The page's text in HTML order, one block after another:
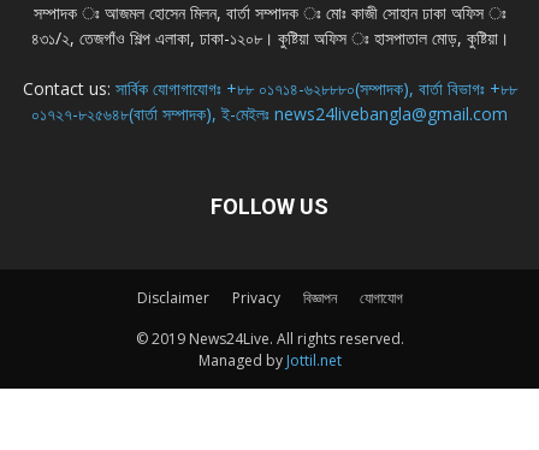
সম্পাদক ঃ আজমল হোসেন মিলন, বার্তা সম্পাদক ঃ মোঃ কাজী সোহান ঢাকা অফিস ঃ
৪৩১/২, তেজগাঁও শিল্প এলাকা, ঢাকা-১২০৮। কুষ্টিয়া অফিস ঃ হাসপাতাল মোড়, কুষ্টিয়া।
Contact us: সার্বিক যোগাগাযোগঃ +৮৮ ০১৭১৪-৬২৮৮৮০(সম্পাদক), বার্তা বিভাগঃ +৮৮
০১৭২৭-৮২৫৬৪৮(বার্তা সম্পাদক), ই-মেইলঃ news24livebangla@gmail.com
FOLLOW US
Disclaimer Privacy বিজ্ঞাপন
যোগাযোগ
© 2019 News24Live. All rights reserved.
Managed by Jottil.net